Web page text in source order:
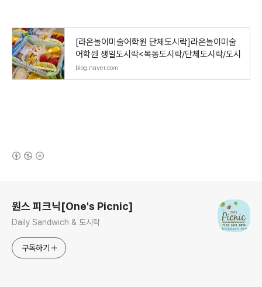
[라온놀이미술어학원 단체도시락]라온놀이미술
어학원 생일도시락<목동도시락/단체도시락/도시
blog.naver.com
원스 피크닉[One's Picnic]
Daily Sandwich & 도시락
구독하기